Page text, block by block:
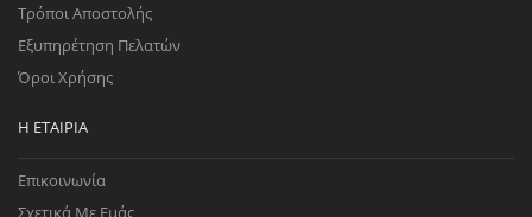
Τρόποι Αποστολής
Εξυπηρέτηση Πελατών
Όροι Χρήσης
Η ΕΤΑΙΡΊΑ
Επικοινωνία
Σχετικά Με Εμάς